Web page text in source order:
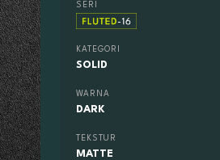
SERI
KATEGORI
SOLID
WARNA
DARK
TEKSTUR
MATTE